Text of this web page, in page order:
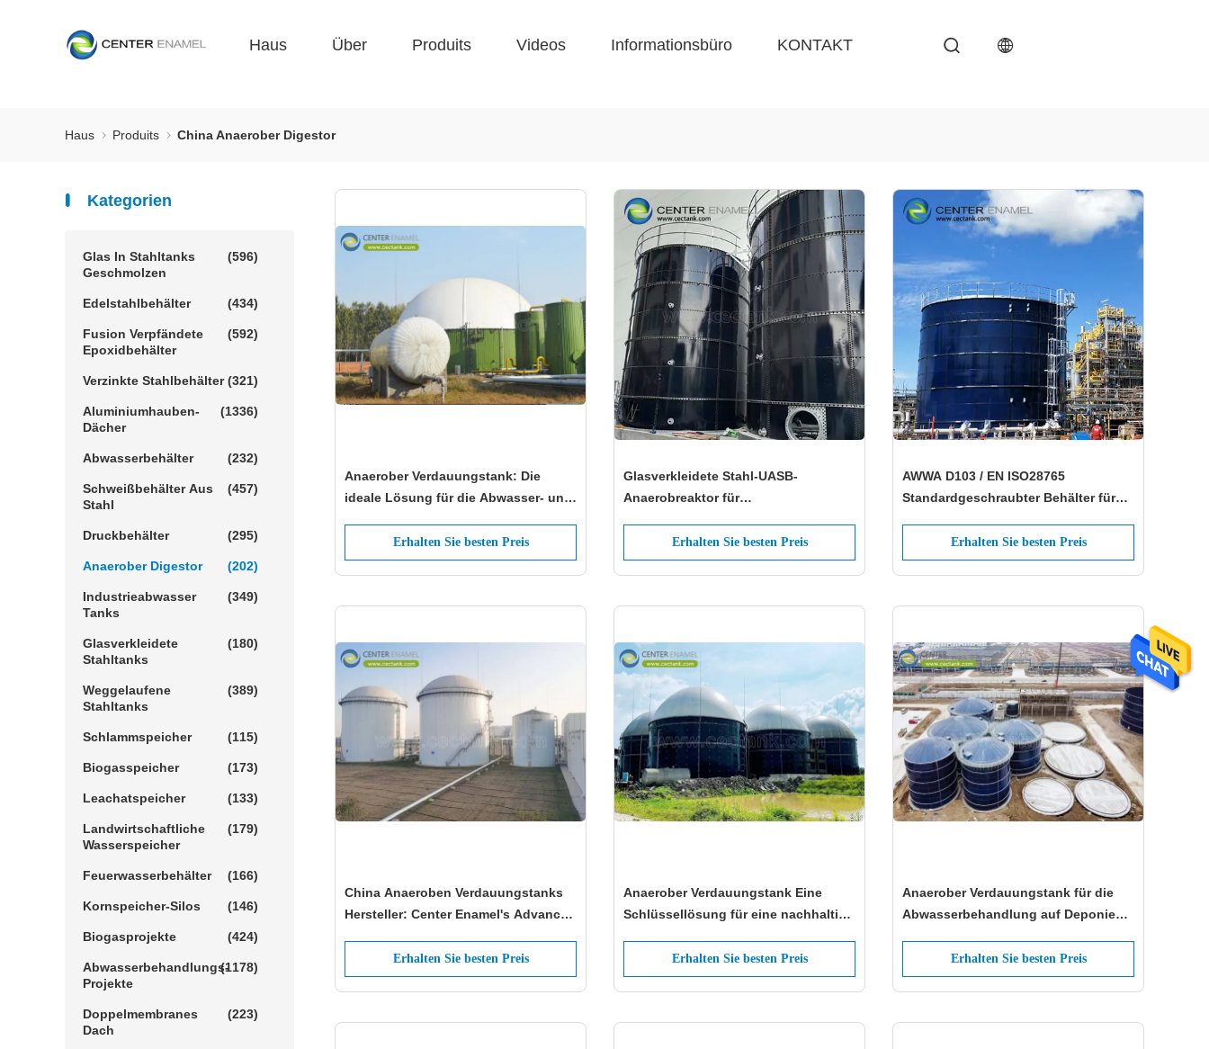
Haus Über Produits Videos Informationsbüro KONTAKT
Haus Produits China Anaerober Digestor
Kategorien
Glas In Stahltanks
Geschmolzen
(596)
Edelstahlbehälter (434)
Fusion Verpfändete
Epoxidbehälter
(592)
Verzinkte Stahlbehälter (321)
Aluminiumhauben-
Dächer
(1336)
Abwasserbehälter (232)
Schweißbehälter Aus
Stahl
(457)
Druckbehälter (295)
Anaerober Digestor (202)
Industrieabwasser
Tanks
(349)
Glasverkleidete
Stahltanks
(180)
Weggelaufene
Stahltanks
(389)
Schlammspeicher (115)
Biogasspeicher (173)
Leachatspeicher (133)
Landwirtschaftliche
Wasserspeicher
(179)
Feuerwasserbehälter (166)
Kornspeicher-Silos (146)
Biogasprojekte (424)
Abwasserbehandlungs-
Projekte
(1178)
Doppelmembranes
Dach
(223)
Anaerober Verdauungstank: Die
ideale Lösung für die Abwasser- und
Erhalten Sie besten Preis
Glasverkleidete Stahl-UASB-
Anaerobreaktor für
Erhalten Sie besten Preis
AWWA D103 / EN ISO28765
Standardgeschraubter Behälter für
Erhalten Sie besten Preis
China Anaeroben Verdauungstanks
Hersteller: Center Enamel's Advanced
ProjekteErhalten Sie besten Preis
Anaerober Verdauungstank Eine
Schlüssellösung für eine nachhaltige
Biogasproduktion
Erhalten Sie besten Preis
Anaerober Verdauungstank für die
Abwasserbehandlung auf Deponien:
Abfallwirtschaft
Erhalten Sie besten Preis